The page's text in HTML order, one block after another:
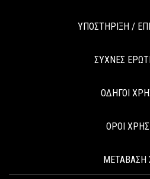
ΥΠΟΣΤΗΡΙΞΗ /
ΣΥΧΝΕΣ
ΟΔΗΓΟΙ
ΟΡΟΙ
ΜΕΤΑΒΑΣΗ